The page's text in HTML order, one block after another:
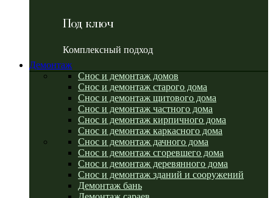
Под ключ
Комплексный подход
Демонтаж
Снос и демонтаж домов
Снос и демонтаж старого дома
Снос и демонтаж щитового дома
Снос и демонтаж частного дома
Снос и демонтаж кирпичного дома
Снос и демонтаж каркасного дома
Снос и демонтаж дачного дома
Снос и демонтаж сгоревшего дома
Снос и демонтаж деревянного дома
Снос и демонтаж зданий и сооружений
Демонтаж бань